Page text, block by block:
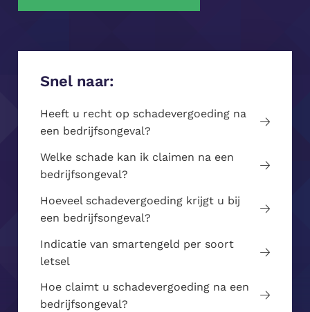
Snel naar:
Heeft u recht op schadevergoeding na
een bedrijfsongeval?
Welke schade kan ik claimen na een
bedrijfsongeval?
Hoeveel schadevergoeding krijgt u bij
een bedrijfsongeval?
Indicatie van smartengeld per soort
letsel
Hoe claimt u schadevergoeding na een
bedrijfsongeval?